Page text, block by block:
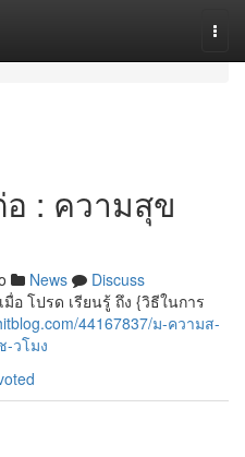
: ความสุข
News
Discuss
อ โปรด เรียนรู้ ถึง {วิธีในการ
44167837/ม-ความส-
วโมง